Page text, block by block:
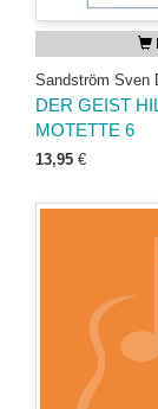
Sandström Sven
DER GEIST
MOTETTE 6
13,95 €